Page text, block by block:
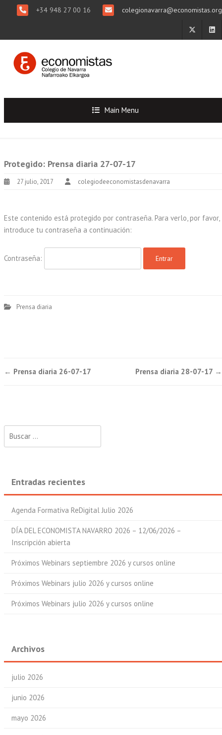
+34 948 27 00 16 colegionavarra@economistas.org
Main Menu
Protegido: Prensa diaria 27-07-17
27 julio, 2017 colegiodeeconomistasdenavarra
Este contenido está protegido por contraseña. Para verlo, por favor,
introduce tu contraseña a continuación:
Contraseña:
Prensa diaria
Post
← Prensa diaria 26-07-17 Prensa diaria 28-07-17 →
Entradas recientes
Agenda Formativa ReDigital Julio 2026
DÍA DEL ECONOMISTA NAVARRO 2026 – 12/06/2026 –
Inscripción abierta
Próximos Webinars septiembre 2026 y cursos online
Próximos Webinars julio 2026 y cursos online
Próximos Webinars julio 2026 y cursos online
Archivos
julio 2026
junio 2026
mayo 2026